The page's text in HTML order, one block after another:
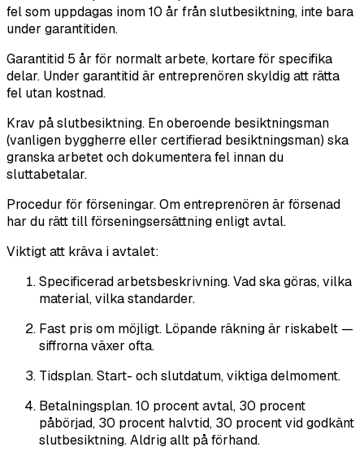
fel som uppdagas inom 10 år från slutbesiktning, inte bara
under garantitiden.
Garantitid 5 år för normalt arbete, kortare för specifika
delar. Under garantitid är entreprenören skyldig att rätta
fel utan kostnad.
Krav på slutbesiktning. En oberoende besiktningsman
(vanligen byggherre eller certifierad besiktningsman) ska
granska arbetet och dokumentera fel innan du
sluttabetalar.
Procedur för förseningar. Om entreprenören är försenad
har du rätt till förseningsersättning enligt avtal.
Viktigt att kräva i avtalet:
Specificerad arbetsbeskrivning. Vad ska göras, vilka
material, vilka standarder.
Fast pris om möjligt. Löpande räkning är riskabelt —
siffrorna växer ofta.
Tidsplan. Start- och slutdatum, viktiga delmoment.
Betalningsplan. 10 procent avtal, 30 procent
påbörjad, 30 procent halvtid, 30 procent vid godkänt
slutbesiktning. Aldrig allt på förhand.